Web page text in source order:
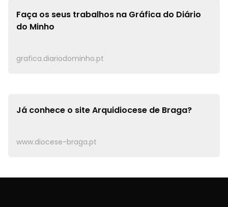
Faça os seus trabalhos na Gráfica do Diário
do Minho
grafica.diariodominho.pt
Já conhece o siteArquidiocese de Braga?
www.diocese-braga.pt